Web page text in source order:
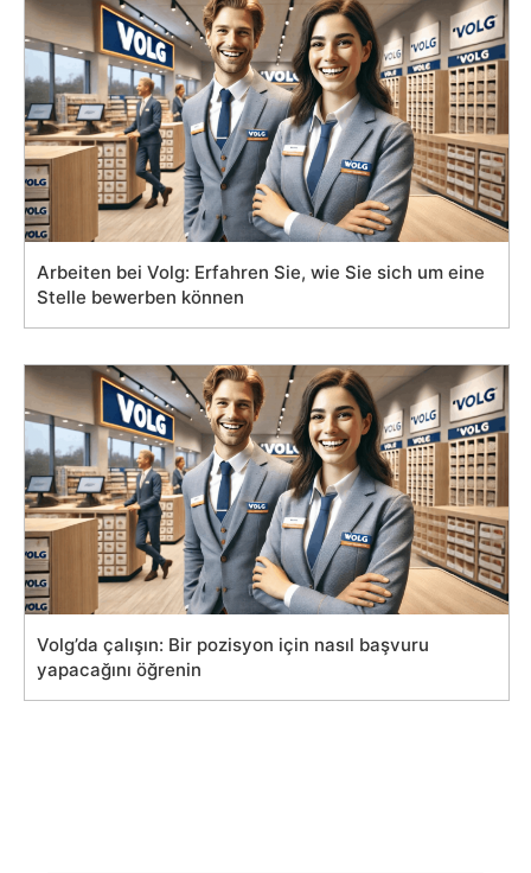
Arbeiten bei Volg: Erfahren Sie, wie Sie sich um eine
Stelle bewerben können
Volg’da çalışın: Bir pozisyon için nasıl başvuru
yapacağını öğrenin